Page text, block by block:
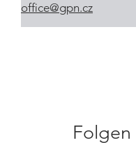
office@gpn.cz
Folgen